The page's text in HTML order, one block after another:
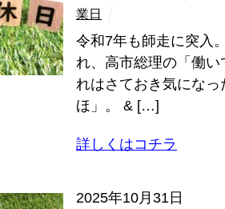
業日
令和7年も師走に突入
れ、高市総理の「働
れはさておき気にな
ほ」。 & […]
詳しくはコチラ
2025年10月31日